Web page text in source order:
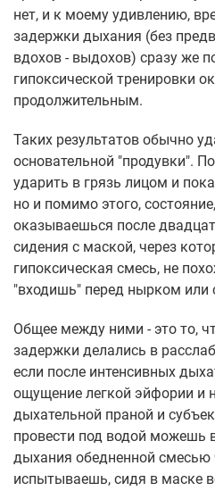
нет, и к моему удивлению,
задержки дыхания (без
вдохов - выдохов) сразу же
гипоксической тренировки
продолжительным.
Таких результатов обычно
основательной "продувки".
ударить в грязь лицом и
но и помимо этого,
оказываешься после
сидения с маской, через
гипоксическая смесь, не
"входишь" перед нырком или
Общее между ними - это то,
задержки делались в
если после интенсивных
ощущение легкой эйфории и
дыхательной праной и
провести под водой можешь
дыхания обедненной смесью
испытываешь, сидя в маске